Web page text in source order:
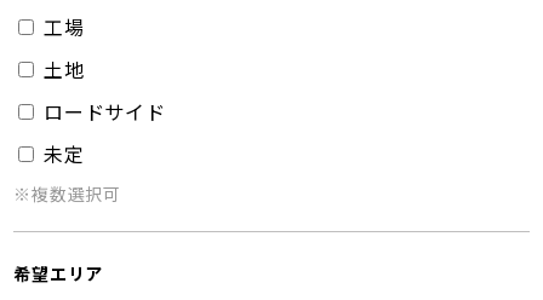
工場
土地
ロードサイド
未定
※複数選択可
希望エリア